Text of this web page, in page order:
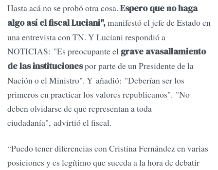
Hasta acá no se probó otra cosa. Espero que no haga
algo así el fiscal Luciani",manifestó el jefe de Estado en
una entrevista con TN. Y Luciani respondió a
NOTICIAS: "Es preocupante el grave avasallamiento
de las institucionespor parte de un Presidente de la
Nación o el Ministro". Y añadió: "Deberían ser los
primeros en practicar los valores republicanos". "No
deben olvidarse de que representan a toda
ciudadanía", advirtió el fiscal.
“Puedo tener diferencias con Cristina Fernández en varias
posiciones y es legítimo que suceda a la hora de debatir